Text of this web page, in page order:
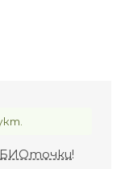
БИОточки!